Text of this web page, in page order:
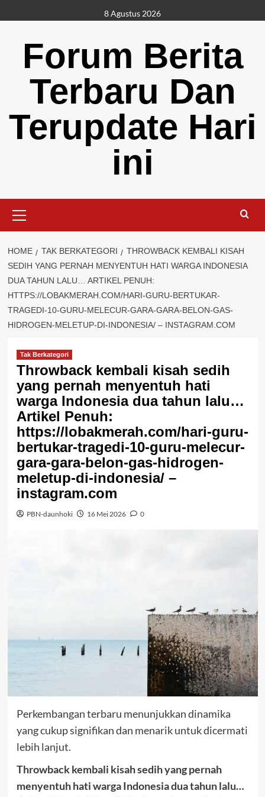
to
8 Agustus 2026
Forum Berita
Terbaru Dan
Terupdate Hari
ini
Menu
HOME TAK BERKATEGORI
THROWBACK KEMBALI KISAH
SEDIH YANG PERNAH MENYENTUH HATI WARGA INDONESIA
DUA TAHUN LALU… ARTIKEL PENUH:
HTTPS://LOBAKMERAH.COM/HARI-GURU-BERTUKAR-
TRAGEDI-10-GURU-MELECUR-GARA-GARA-BELON-GAS-
HIDROGEN-MELETUP-DI-INDONESIA/ – INSTAGRAM.COM
Tak Berkategori
Throwback kembali kisah sedih
yang pernah menyentuh hati
warga Indonesia dua tahun lalu…
Artikel Penuh:
https://lobakmerah.com/hari-guru-
bertukar-tragedi-10-guru-melecur-
gara-gara-belon-gas-hidrogen-
meletup-di-indonesia/ –
instagram.com
PBN-daunhoki 16 Mei 2026 0
Perkembangan terbaru menunjukkan dinamika
yang cukup signifikan dan menarik untuk dicermati
lebih lanjut.
Throwback kembali kisah sedih yang pernah
menyentuh hati warga Indonesia dua tahun lalu…